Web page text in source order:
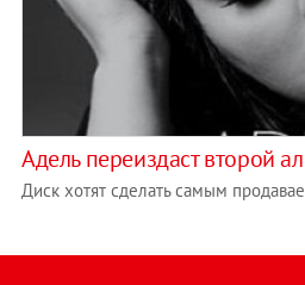
Адель переиздаст второй
Диск хотят сделать самым